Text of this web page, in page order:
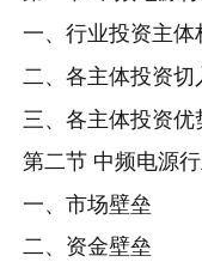
一、行业投资主体
二、各主体投资切
三、各主体投资优
第二节 中频电源
一、市场壁垒
二、资金壁垒